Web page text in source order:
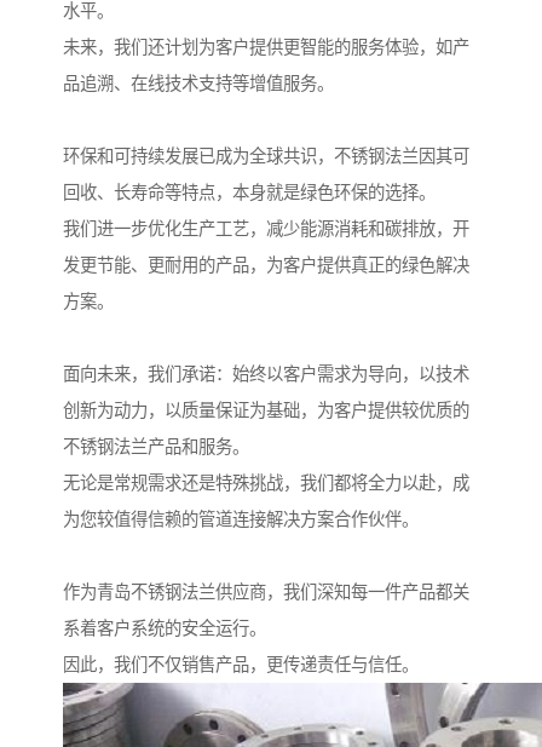
水平。
未来，我们还计划为客户提供更智能的服务体验，如产
品追溯、在线技术支持等增值服务。
环保和可持续发展已成为全球共识，不锈钢法兰因其可
回收、长寿命等特点，本身就是绿色环保的选择。
我们进一步优化生产工艺，减少能源消耗和碳排放，开
发更节能、更耐用的产品，为客户提供真正的绿色解决
方案。
面向未来，我们承诺：始终以客户需求为导向，以技术
创新为动力，以质量保证为基础，为客户提供较优质的
不锈钢法兰产品和服务。
无论是常规需求还是特殊挑战，我们都将全力以赴，成
为您较值得信赖的管道连接解决方案合作伙伴。
作为青岛不锈钢法兰供应商，我们深知每一件产品都关
系着客户系统的安全运行。
因此，我们不仅销售产品，更传递责任与信任。